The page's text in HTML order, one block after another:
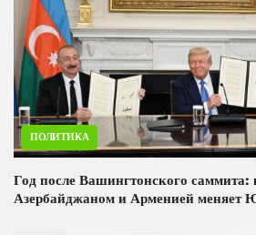
ПОЛИТИКА
Год после Вашингтонского
Азербайджаном и Арменией меняет